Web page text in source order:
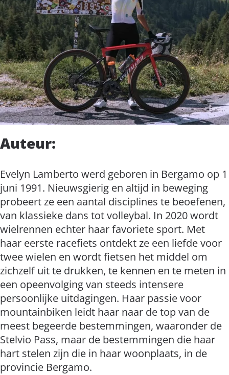
Auteur:
Evelyn Lamberto werd geboren in Bergamo op 1
juni 1991. Nieuwsgierig en altijd in beweging
probeert ze een aantal disciplines te beoefenen,
van klassieke dans tot volleybal. In 2020 wordt
wielrennen echter haar favoriete sport. Met
haar eerste racefiets ontdekt ze een liefde voor
twee wielen en wordt fietsen het middel om
zichzelf uit te drukken, te kennen en te meten in
een opeenvolging van steeds intensere
persoonlijke uitdagingen. Haar passie voor
mountainbiken leidt haar naar de top van de
meest begeerde bestemmingen, waaronder de
Stelvio Pass, maar de bestemmingen die haar
hart stelen zijn die in haar woonplaats, in de
provincie Bergamo.